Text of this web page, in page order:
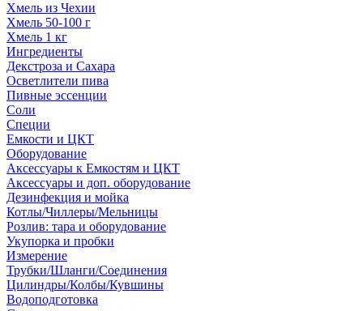
Хмель из Чехии
Хмель 50-100 г
Хмель 1 кг
Ингредиенты
Декстроза и Сахара
Осветлители пива
Пивные эссенции
Соли
Специи
Емкости и ЦКТ
Оборудование
Аксессуары к Емкостям и ЦКТ
Аксессуары и доп. оборудование
Дезинфекция и мойка
Котлы/Чиллеры/Мельницы
Розлив: тара и оборудование
Укупорка и пробки
Измерение
Трубки/Шланги/Соединения
Цилиндры/Колбы/Кувшины
Водоподготовка